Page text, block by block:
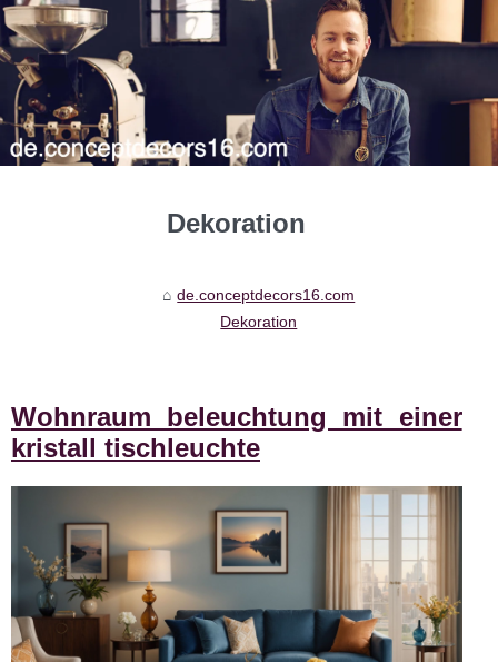
Dekoration
de.conceptdecors16.com
Dekoration
Wohnraum beleuchtung mit einer
kristall tischleuchte